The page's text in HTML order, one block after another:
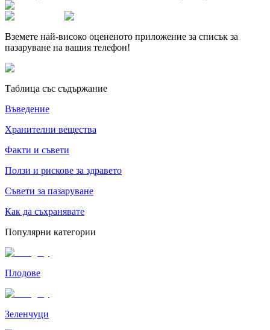
Вземете най-високо оцененото приложение за списък за
пазаруване на вашия телефон!
Таблица със съдържание
Въведение
Хранителни вещества
Факти и съвети
Ползи и рискове за здравето
Съвети за пазаруване
Как да съхранявате
Популярни категории
Плодове
Зеленчуци